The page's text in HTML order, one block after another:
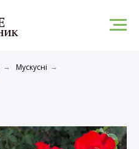
→ Мускусні →